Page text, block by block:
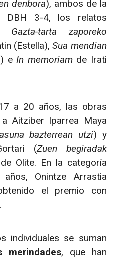
denbora), ambos de la
DBH 3-4, los relatos
Gazta-tarta zaporeko
(Estella),Sua mendian
eIn memoriamde Irati
a 20 años, las obras
Aitziber Iparrea Maya
bazterrean utzi) y
(Zuen begiradak
Olite. En la categoría
Onintze Arrastia
el premio con
.
individuales se suman
merindades, que han